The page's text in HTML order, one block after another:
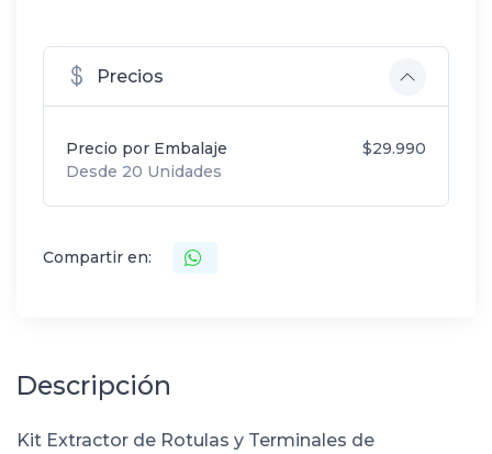
Precios
Precio por Embalaje
Desde 20 Unidades
$29.990
Compartir en:
Descripción
Kit Extractor de Rotulas y Terminales de